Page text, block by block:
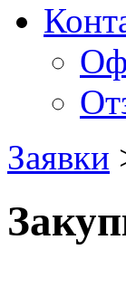
Заявки